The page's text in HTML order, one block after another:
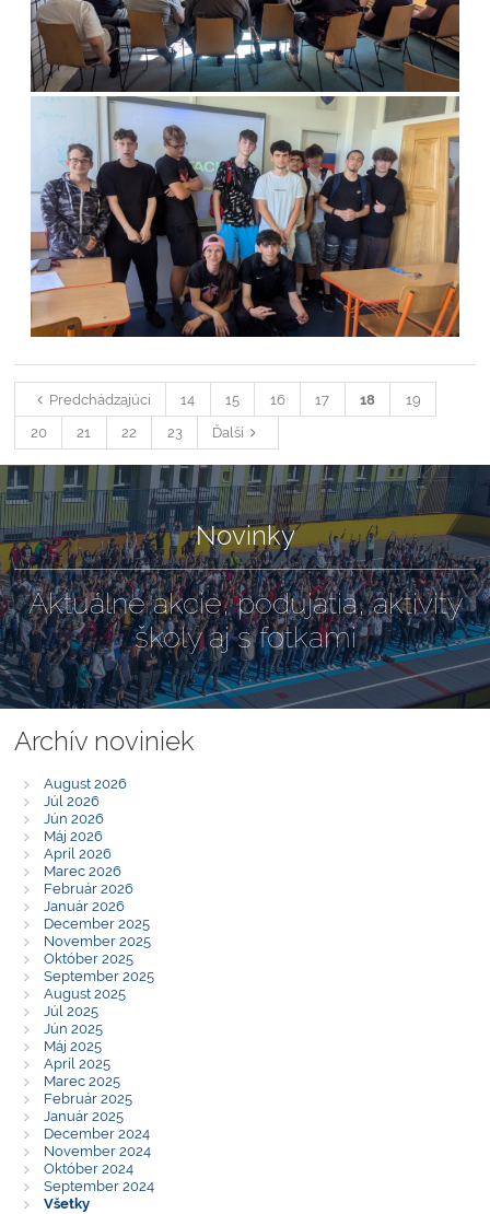
Predchádzajúci 14 15 16 17 18
19
20
21 22 23 Ďalší
Novinky
Aktuálne akcie, podujatia, aktivity
školy aj s fotkami
Archív noviniek
August 2026
Júl 2026
Jún 2026
Máj 2026
Apríl 2026
Marec 2026
Február 2026
Január 2026
December 2025
November 2025
Október 2025
September 2025
August 2025
Júl 2025
Jún 2025
Máj 2025
Apríl 2025
Marec 2025
Február 2025
Január 2025
December 2024
November 2024
Október 2024
September 2024
Všetky